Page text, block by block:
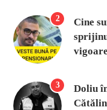
2
Cine
vigoare
3
Doliu